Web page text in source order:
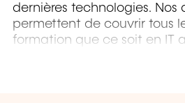
dernières technologies. Nos
permettent de couvrir tous
formation que ce soit en IT
Management,